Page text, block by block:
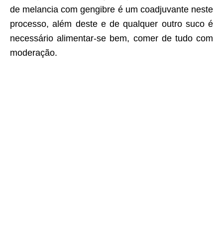
de melancia com gengibre é um coadjuvante neste
processo, além deste e de qualquer outro suco é
necessário alimentar-se bem, comer de tudo com
moderação.